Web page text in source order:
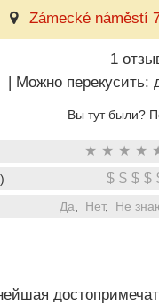
Zámecké náměstí
1
| Можно перекусить:
Вы тут были?
★ ★ ★ ★
$ $ $ $
Да Нет, Не